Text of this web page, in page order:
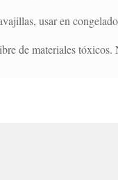
usar en
de materiales tóxicos.